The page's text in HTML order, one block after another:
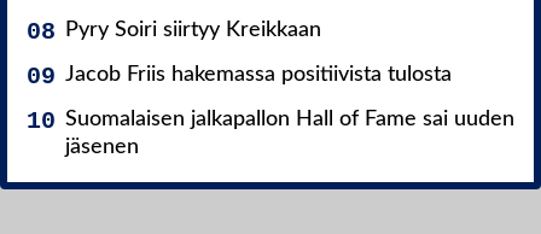
Pyry Soiri siirtyy Kreikkaan
Jacob Friis hakemassa positiivista tulosta
Suomalaisen jalkapallon Hall of Fame sai uuden
jäsenen